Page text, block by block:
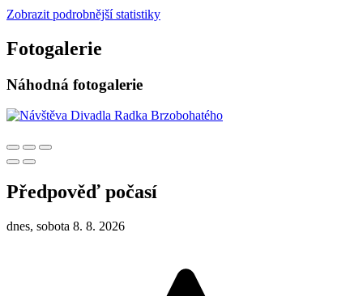
Zobrazit podrobnější statistiky
Fotogalerie
Náhodná fotogalerie
Předpověď počasí
dnes, sobota 8. 8. 2026